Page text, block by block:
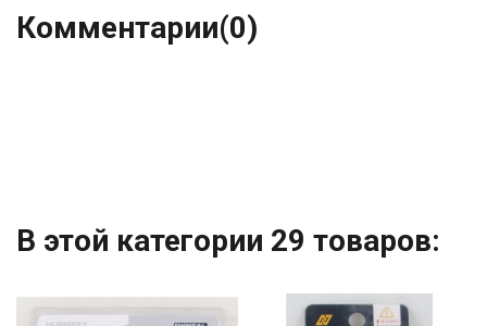
Комментарии(0)
В этой категории 29 товаров: